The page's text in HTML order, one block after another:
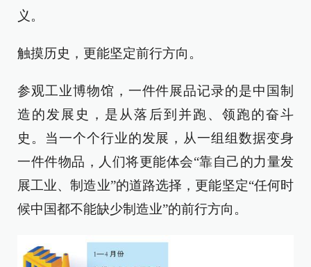
义。
触摸历史，更能坚定前行方向。
参观工业博物馆，一件件展品记录的是中国制
造的发展史，是从落后到并跑、领跑的奋斗
史。当一个个行业的发展，从一组组数据变身
一件件物品，人们将更能体会“靠自己的力量发
展工业、制造业”的道路选择，更能坚定“任何时
候中国都不能缺少制造业”的前行方向。